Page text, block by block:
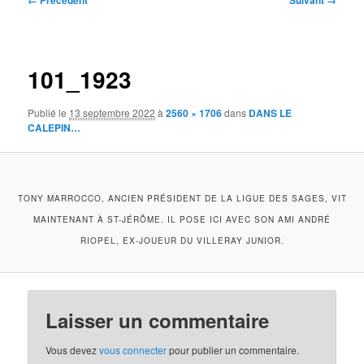
101_1923
Publié le 13 septembre 2022 à2560 × 1706dans DANS LE
CALEPIN…
TONY MARROCCO, ANCIEN PRÉSIDENT DE LA LIGUE DES SAGES, VIT
MAINTENANT À ST-JÉRÔME. IL POSE ICI AVEC SON AMI ANDRÉ
RIOPEL, EX-JOUEUR DU VILLERAY JUNIOR.
Laisser un commentaire
Vous devezvous connecterpour publier un commentaire.